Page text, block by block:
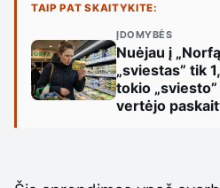
TAIP PAT SKAITYKITE:
ĮDOMYBĖS
Nuėjau į
„sviestas” tik
tokio
vertėjo